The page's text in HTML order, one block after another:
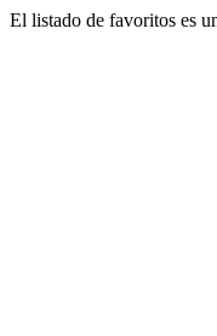
El listado de favoritos es